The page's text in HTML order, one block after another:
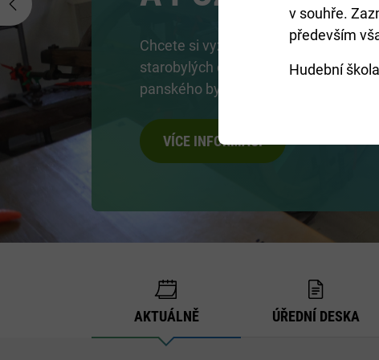
Chcete si vyzkoušet různá řemesla
starobylých chaloupkách?
panského bydlení?
VÍCE INFORMACÍ
Previous
AKTUÁLNĚ ÚŘEDNÍ DESKA
v souhře.
především
Hudební